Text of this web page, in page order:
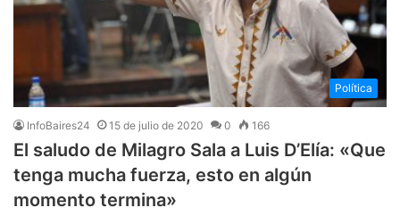
Política
InfoBaires24 15 de julio de 2020 0 166
El saludo de Milagro Sala a Luis D’Elía: «Que
tenga mucha fuerza, esto en algún
momento termina»